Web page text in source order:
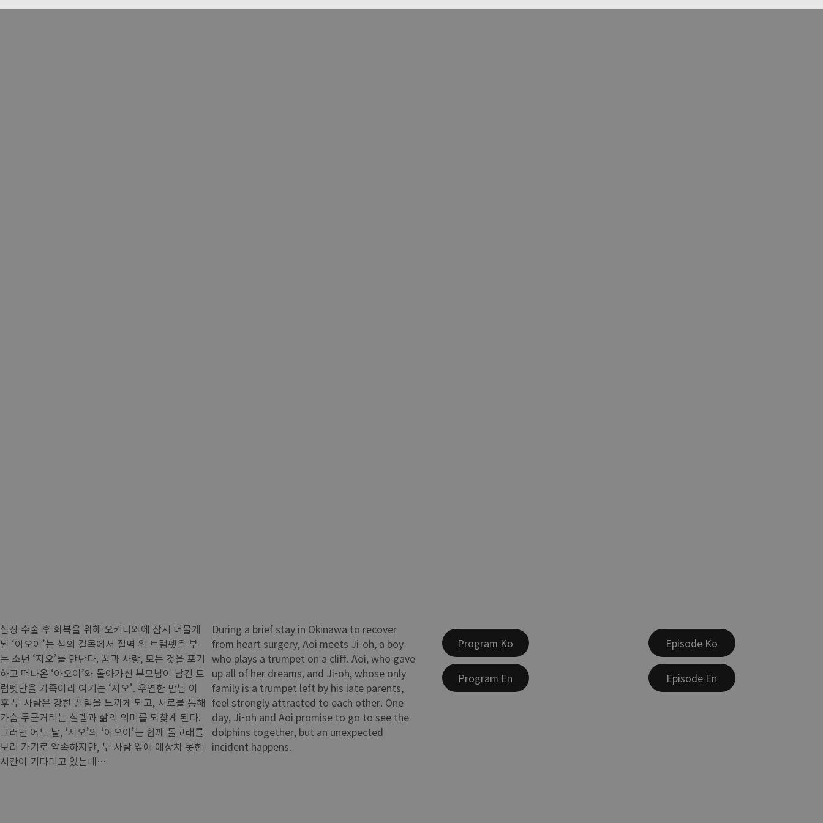
심장 수술 후 회복을 위해 오키나와에 잠시 머물게
된 ‘아오이’는 섬의 길목에서 절벽 위 트럼펫을 부
는 소년 ‘지오’를 만난다. 꿈과 사랑, 모든 것을 포기
하고 떠나온 ‘아오이’와 돌아가신 부모님이 남긴 트
럼펫만을 가족이라 여기는 ‘지오’. 우연한 만남 이
후 두 사람은 강한 끌림을 느끼게 되고, 서로를 통해
가슴 두근거리는 설렘과 삶의 의미를 되찾게 된다.
그러던 어느 날, ‘지오’와 ‘아오이’는 함께 돌고래를
보러 가기로 약속하지만, 두 사람 앞에 예상치 못한
시간이 기다리고 있는데…
During a brief stay in Okinawa to recover
from heart surgery, Aoi meets Ji-oh, a boy
who plays a trumpet on a cliff. Aoi, who gave
up all of her dreams, and Ji-oh, whose only
family is a trumpet left by his late parents,
feel strongly attracted to each other. One
day, Ji-oh and Aoi promise to go to see the
dolphins together, but an unexpected
incident happens.
Program Ko
Program En
Episode Ko
Episode En